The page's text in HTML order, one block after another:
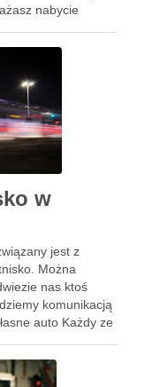
nabycie
…
w
jest z
Można
nas ktoś
komunikacją
auto Każdy ze